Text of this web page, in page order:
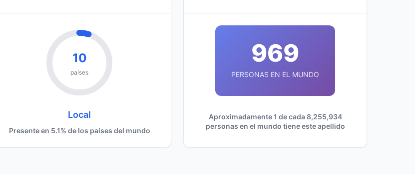
10
países
Local
Presente en 5.1% de los países del mundo
969
PERSONAS EN EL MUNDO
Aproximadamente 1 de cada 8,255,934
personas en el mundo tiene este apellido